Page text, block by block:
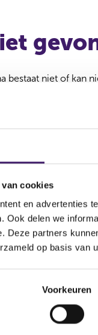
cookies
en advertenties
Ook delen we
Deze partners
op basis van
Voorkeuren
bestaat niet of kan
de site